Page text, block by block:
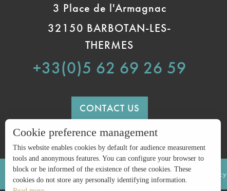
3 Place de l'Armagnac
32150 BARBOTAN-LES-
THERMES
+33(0)5 62 69 26 59
CONTACT US
LEGAL INFORMATION SITE MAP Privacy policy
Cookie preference management
This website enables cookies by default for audience measurement
tools and anonymous features. You can configure your browser to
block or be informed of the existence of these cookies. These
cookies do not store any personally identifying information.